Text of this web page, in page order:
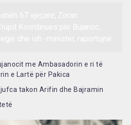
me Ambasadorin e ri të
e Lartë për Pakica
takon Arifin dhe Bajramin